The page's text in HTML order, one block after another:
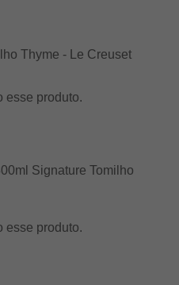
Thyme - Le Creuset
esse produto.
Signature Tomilho
esse produto.